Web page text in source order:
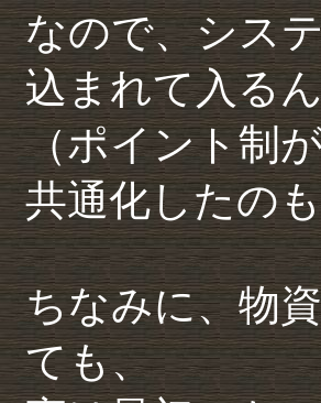
なので、シス
込まれて入る
（ポイント制
共通化したの
ちなみに、物
ても、